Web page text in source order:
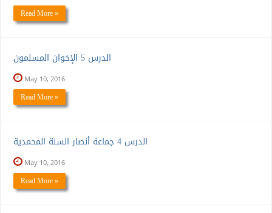
Read More »
الدرس 5 الإخوان المسلمون
May 10, 2016
Read More »
الدرس 4 جماعة أنصار السنة المحمدية
May 10, 2016
Read More »